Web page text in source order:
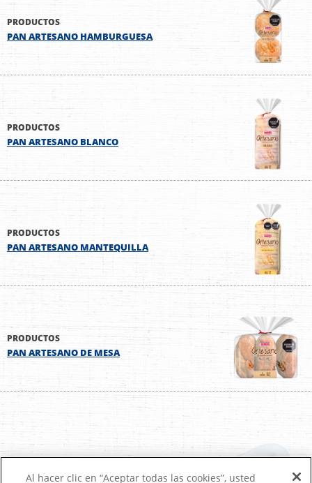
PRODUCTOS
PAN ARTESANO HAMBURGUESA
PRODUCTOS
PAN ARTESANO BLANCO
PRODUCTOS
PAN ARTESANO MANTEQUILLA
PRODUCTOS
PAN ARTESANO DE MESA
Al hacer clic en “Aceptar todas las cookies”, usted